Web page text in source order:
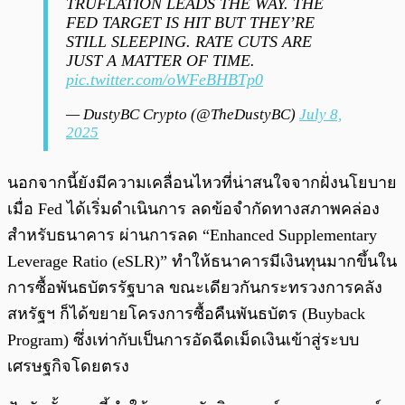
TRUFLATION LEADS THE WAY. THE
FED TARGET IS HIT BUT THEY’RE
STILL SLEEPING. RATE CUTS ARE
JUST A MATTER OF TIME.
pic.twitter.com/oWFeBHBTp0
— DustyBC Crypto (@TheDustyBC) July 8,
2025
นอกจากนี้ยังมีความเคลื่อนไหวที่น่าสนใจจากฝั่งนโยบาย
เมื่อ Fed ได้เริ่มดำเนินการ ลดข้อจำกัดทางสภาพคล่อง
สำหรับธนาคาร ผ่านการลด “Enhanced Supplementary
Leverage Ratio (eSLR)” ทำให้ธนาคารมีเงินทุนมากขึ้นใน
การซื้อพันธบัตรรัฐบาล ขณะเดียวกันกระทรวงการคลัง
สหรัฐฯ ก็ได้ขยายโครงการซื้อคืนพันธบัตร (Buyback
Program) ซึ่งเท่ากับเป็นการอัดฉีดเม็ดเงินเข้าสู่ระบบ
เศรษฐกิจโดยตรง